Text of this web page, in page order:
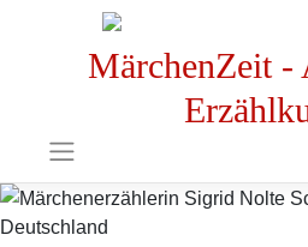
MärchenZeit -